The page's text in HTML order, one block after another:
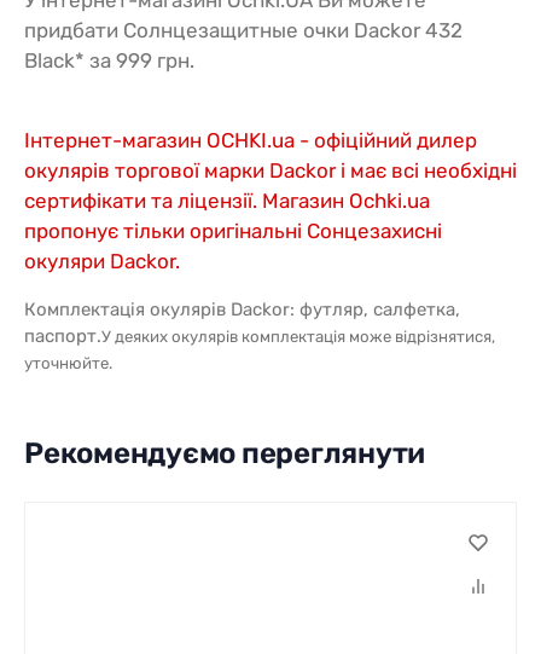
придбати Солнцезащитные очки Dackor 432
Black* за 999 грн.
Інтернет-магазин OCHKI.ua - офіційний дилер
окулярів торгової марки Dackor і має всі необхідні
сертифікати та ліцензії. Магазин Ochki.ua
пропонує тільки оригінальні Сонцезахисні
окуляри Dackor.
Комплектація окулярів Dackor: футляр, салфетка,
паспорт.У деяких окулярів комплектація може відрізнятися,
уточнюйте.
Рекомендуємо переглянути